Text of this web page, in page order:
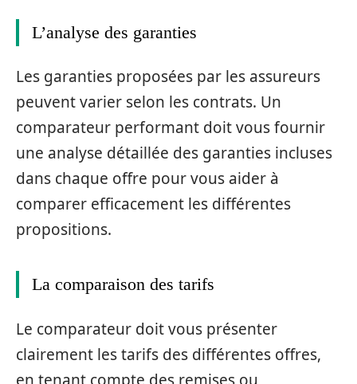
L’analyse des garanties
Les garanties proposées par les assureurs
peuvent varier selon les contrats. Un
comparateur performant doit vous fournir
une analyse détaillée des garanties incluses
dans chaque offre pour vous aider à
comparer efficacement les différentes
propositions.
La comparaison des tarifs
Le comparateur doit vous présenter
clairement les tarifs des différentes offres,